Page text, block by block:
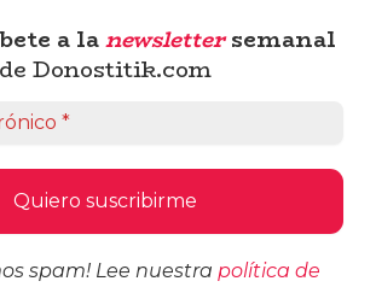
a lanewslettersemanal
de Donostitik.com
spam! Lee nuestra política de